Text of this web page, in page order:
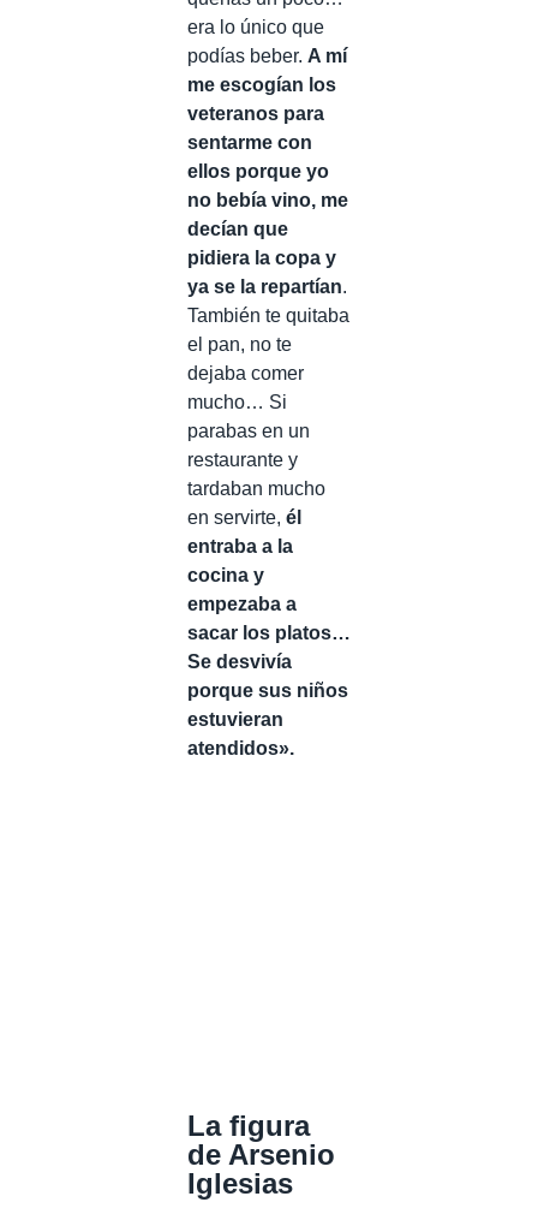
era lo único que
podías beber. A mí
me escogían los
veteranos para
sentarme con
ellos porque yo
no bebía vino, me
decían que
pidiera la copa y
ya se la repartían.
También te quitaba
el pan, no te
dejaba comer
mucho… Si
parabas en un
restaurante y
tardaban mucho
en servirte, él
entraba a la
cocina y
empezaba a
sacar los platos…
Se desvivía
porque sus niños
estuvieran
atendidos».
La figura
de Arsenio
Iglesias